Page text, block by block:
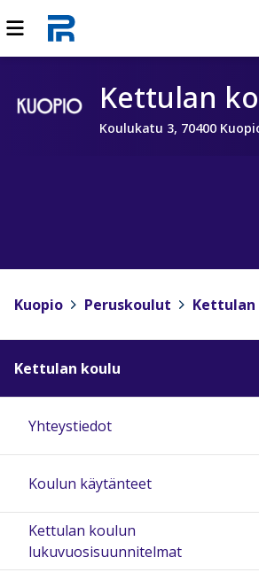
Kettulan
Koulukatu 3, 70400
Kuopio Peruskoulut Kettulan
Kettulan koulu
Yhteystiedot
Koulun käytänteet
Kettulan koulun
lukuvuosisuunnitelmat